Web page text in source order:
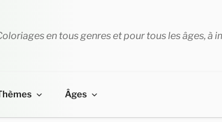
en tous genres et pour tous les âges, à
Âges